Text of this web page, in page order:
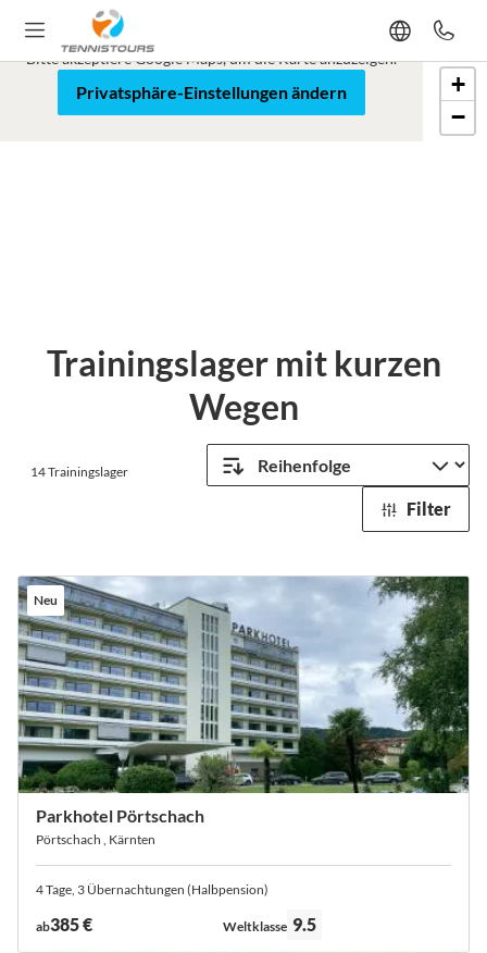
Trainingslager mit kurzen
Wegen
14Trainingslager
Filter
Neu
Parkhotel Pörtschach
Pörtschach , Kärnten
4 Tage, 3 Übernachtungen (Halbpension)
ab385 € Bewertung:
Weltklasse 9.5
Karte Satellit
+
−
Google Maps ist blockiert
Bitte akzeptiere Google Maps, um die Karte anzuzeigen.
Privatsphäre-Einstellungen ändern